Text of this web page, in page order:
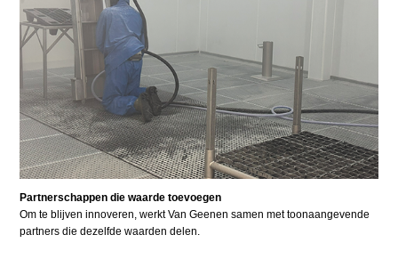
Partnerschappen die waarde toevoegen
Om te blijven innoveren, werkt Van Geenen samen met toonaangevende
partners die dezelfde waarden delen.